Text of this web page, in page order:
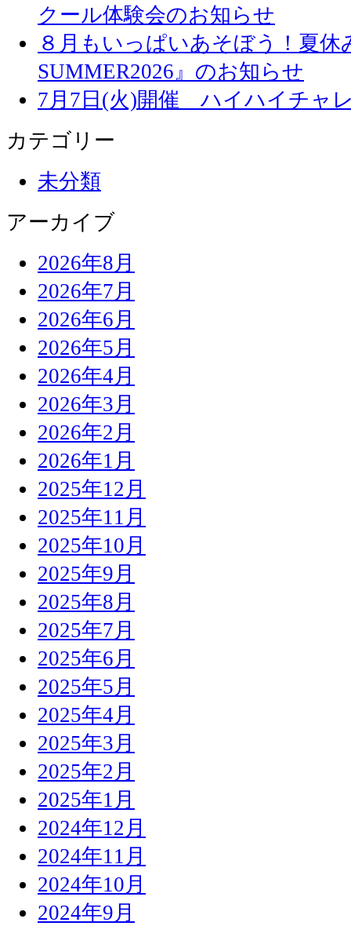
クール体験会のお知らせ
８月もいっぱいあそぼう！夏
SUMMER2026』のお知らせ
7月7日(火)開催 ハイハイチャ
カテゴリー
未分類
アーカイブ
2026年8月
2026年7月
2026年6月
2026年5月
2026年4月
2026年3月
2026年2月
2026年1月
2025年12月
2025年11月
2025年10月
2025年9月
2025年8月
2025年7月
2025年6月
2025年5月
2025年4月
2025年3月
2025年2月
2025年1月
2024年12月
2024年11月
2024年10月
2024年9月